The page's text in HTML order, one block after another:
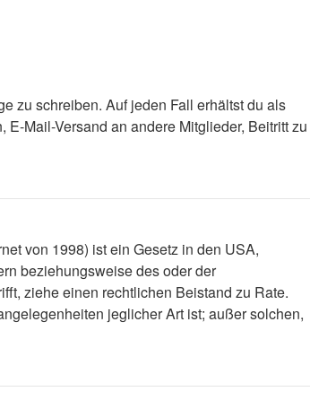
zu schreiben. Auf jeden Fall erhältst du als
Mail-Versand an andere Mitglieder, Beitritt zu
von 1998) ist ein Gesetz in den USA,
beziehungsweise des oder der
ziehe einen rechtlichen Beistand zu Rate.
jeglicher Art ist; außer solchen,